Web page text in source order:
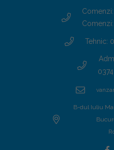
Tehnic:
B-dul Iuliu